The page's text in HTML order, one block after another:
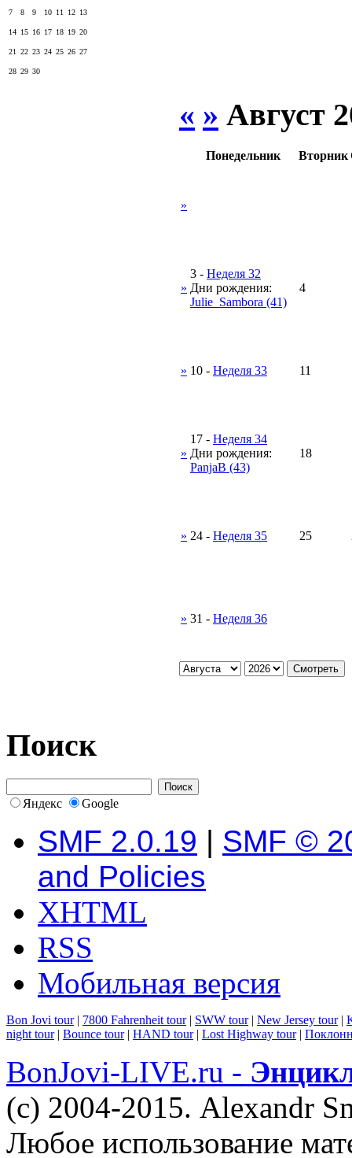
7 8 9 10 11 12 13
14 15 16 17 18 19 20
21 22 23 24 25 26 27
28 29 30
« » Август
Понедельник Вторник
»
»
3 - Неделя 32
Дни рождения:
Julie_Sambora (41)
4
» 10 - Неделя 33 11
»
17 - Неделя 34
Дни рождения:
PanjaB (43)
18
» 24 - Неделя 35 25
» 31 - Неделя 36
Поиск
Яндекс Google
SMF 2.0.19 | SMF ©
and Policies
XHTML
RSS
Мобильная версия
Bon Jovi tour| 7800 Fahrenheit tour| SWW tour| New Jersey tour|
night tour| Bounce tour| HAND tour| Lost Highway tour|
BonJovi-LIVE.ru -
(c) 2004-2015. Alexandr
Любое использование